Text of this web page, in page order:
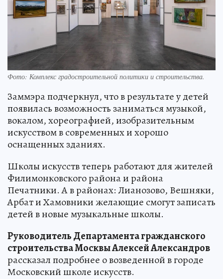
Фото: Комплекс градостроительной политики и строительства.
Заммэра подчеркнул, что в результате у детей
появилась возможность заниматься музыкой,
вокалом, хореографией, изобразительным
искусством в современных и хорошо
оснащенных зданиях.
Школы искусств теперь работают для жителей
Филимонковского района и района
Печатники. А в районах: Лианозово, Вешняки,
Арбат и Хамовники желающие смогут записать
детей в новые музыкальные школы.
Руководитель Департамента гражданского
строительства Москвы Алексей Александров
рассказал подробнее о возведенной в городе
Московский школе искусств.